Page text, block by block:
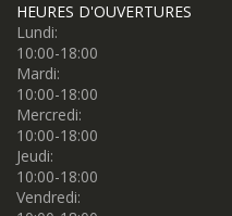
HEURES D'OUVERTURES
Lundi:
10:00-18:00
Mardi:
10:00-18:00
Mercredi:
10:00-18:00
Jeudi:
10:00-18:00
Vendredi: